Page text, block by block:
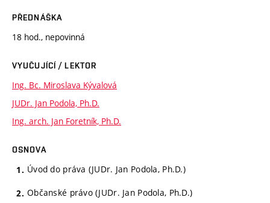
PŘEDNÁŠKA
18 hod., nepovinná
VYUČUJÍCÍ / LEKTOR
Ing. Bc. Miroslava Kývalová
JUDr. Jan Podola, Ph.D.
Ing. arch. Jan Foretník, Ph.D.
OSNOVA
Úvod do práva (JUDr. Jan Podola, Ph.D.)
Občanské právo (JUDr. Jan Podola, Ph.D.)